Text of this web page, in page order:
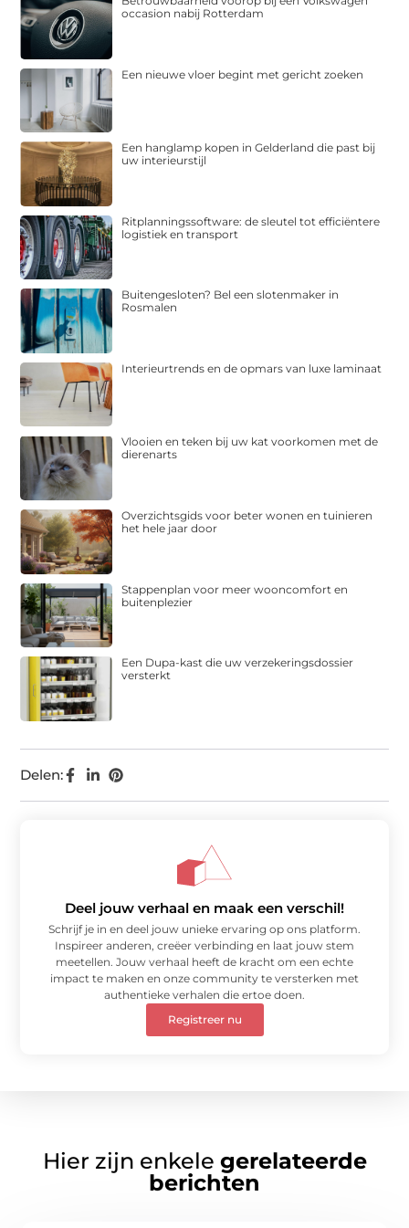
Delen:
occasion nabij Rotterdam
Een nieuwe vloer begint met gericht zoeken
Een hanglamp kopen in Gelderland die past bij
uw interieurstijl
Ritplanningssoftware: de sleutel tot efficiëntere
logistiek en transport
Buitengesloten? Bel een slotenmaker in
Rosmalen
Interieurtrends en de opmars van luxe laminaat
Vlooien en teken bij uw kat voorkomen met de
dierenarts
Overzichtsgids voor beter wonen en tuinieren
het hele jaar door
Stappenplan voor meer wooncomfort en
buitenplezier
Een Dupa-kast die uw verzekeringsdossier
versterkt
Deel jouw verhaal en maak een verschil!
Schrijf je in en deel jouw unieke ervaring op ons platform.
Inspireer anderen, creëer verbinding en laat jouw stem
meetellen. Jouw verhaal heeft de kracht om een echte
impact te maken en onze community te versterken met
authentieke verhalen die ertoe doen.
Registreer nu
Hier zijn enkele gerelateerde
berichten